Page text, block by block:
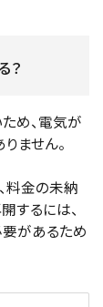
？
め、電気が
ません。
料金の未納
するには、
があるため